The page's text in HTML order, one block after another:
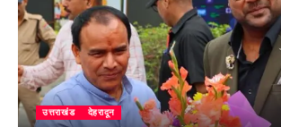
उत्तराखंड देहरादून